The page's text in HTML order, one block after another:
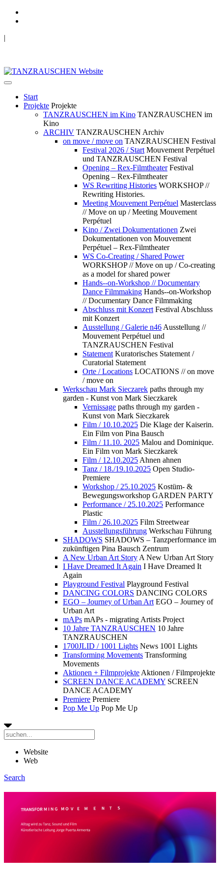
|
Start
Projekte Projekte
TANZRAUSCHEN im Kino TANZRAUSCHEN im
Kino
ARCHIV TANZRAUSCHEN Archiv
on move / move on TANZRAUSCHEN Festival
Festival 2026 / Start Mouvement Perpétuel
und TANZRAUSCHEN Festival
Opening – Rex-Filmtheater Festival
Opening – Rex-Filmtheater
WS Rewriting Histories WORKSHOP //
Rewriting Histories.
Meeting Mouvement Perpétuel Masterclass
// Move on up / Meeting Mouvement
Perpétuel
Kino / Zwei Dokumentationen Zwei
Dokumentationen von Mouvement
Perpétuel – Rex-Filmtheater
WS Co-Creating / Shared Power
WORKSHOP // Move on up / Co-creating
as a model for shared power
Hands--on-Workshop // Documentary
Dance Filmmaking Hands--on-Workshop
// Documentary Dance Filmmaking
Abschluss mit Konzert Festival Abschluss
mit Konzert
Ausstellung / Galerie n46 Ausstellung //
Mouvement Perpétuel und
TANZRAUSCHEN Festival
Statement Kuratorisches Statement /
Curatorial Statement
Orte / Locations LOCATIONS // on move
/ move on
Werkschau Mark Sieczarek paths through my
garden - Kunst von Mark Sieczkarek
Vernissage paths through my garden -
Kunst von Mark Sieczkarek
Film / 10.10.2025 Die Klage der Kaiserin.
Ein Film von Pina Bausch
Film / 11.10. 2025 Malou and Dominique.
Ein Film von Mark Sieczkarek
Film / 12.10.2025 Ahnen ahnen
Tanz / 18./19.10.2025 Open Studio-
Premiere
Workshop / 25.10.2025 Kostüm- &
Bewegungsworkshop GARDEN PARTY
Performance / 25.10.2025 Performance
Plastic
Film / 26.10.2025 Film Streetwear
Ausstellungsführung Werkschau Führung
SHADOWS SHADOWS – Tanzperformance im
zukünftigen Pina Bausch Zentrum
A New Urban Art Story A New Urban Art Story
I Have Dreamed It Again I Have Dreamed It
Again
Playground Festival Playground Festival
DANCING COLORS DANCING COLORS
EGO – Journey of Urban Art EGO – Journey of
Urban Art
mAPs mAPs - migrating Artists Project
10 Jahre TANZRAUSCHEN 10 Jahre
TANZRAUSCHEN
1700JLID / 1001 Lights News 1001 Lights
Transforming Movements Transforming
Movements
Aktionen + Filmprojekte Aktionen / Filmprojekte
SCREEN DANCE ACADEMY SCREEN
DANCE ACADEMY
Premiere Premiere
Pop Me Up Pop Me Up
Website
Web
Search